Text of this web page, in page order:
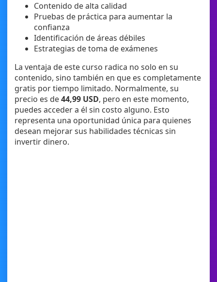
Contenido de alta calidad
Pruebas de práctica para aumentar la
confianza
Identificación de áreas débiles
Estrategias de toma de exámenes
La ventaja de este curso radica no solo en su
contenido, sino también en que es completamente
gratis por tiempo limitado. Normalmente, su
precio es de44,99 USD, pero en este momento,
puedes acceder a él sin costo alguno. Esto
representa una oportunidad única para quienes
desean mejorar sus habilidades técnicas sin
invertir dinero.